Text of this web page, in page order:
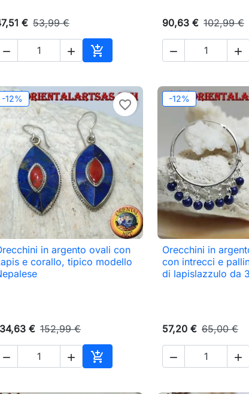
€ 53,99 €
  
Aggiungi al carrello
90,63 € 102,99 €
 
-12% favorite_border
 Anteprima
in argento ovali con
e corallo, tipico modello
€ 152,99 €
  
Aggiungi al carrello
-12%

Orecchini in
con intrecci e
di lapislazzulo da
57,20 € 65,00 €
 